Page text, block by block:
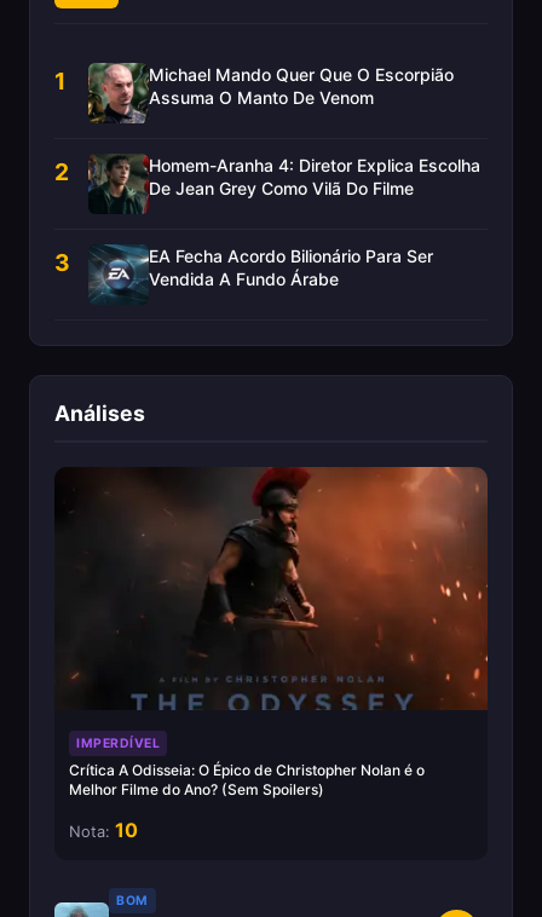
1
Michael Mando Quer Que O Escorpião
Assuma O Manto De Venom
2
Homem-Aranha 4: Diretor Explica Escolha
De Jean Grey Como Vilã Do Filme
3
EA Fecha Acordo Bilionário Para Ser
Vendida A Fundo Árabe
Análises
IMPERDÍVEL
Crítica A Odisseia: O Épico de Christopher Nolan é o
Melhor Filme do Ano? (Sem Spoilers)
Nota: 10
BOM